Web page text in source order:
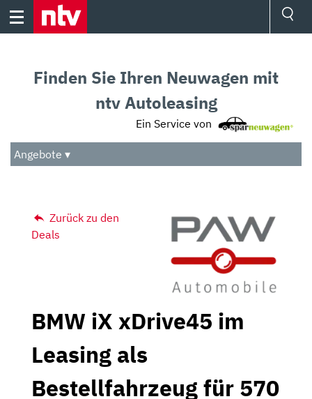
Skip
Audio
Das Beste
Finden Sie Ihren Neuwagen mit
ntv Autoleasing
Ein Service von
Angebote ▾
Zurück zu den
Deals
BMW iX xDrive45 im
Leasing als
Bestellfahrzeug für 570